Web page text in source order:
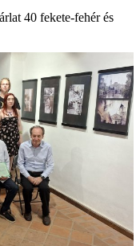
40 fekete-fehér és